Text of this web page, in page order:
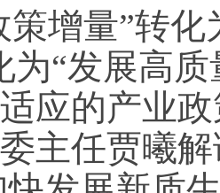
策增量”转
为“发展高
应的产业
主任贾曦